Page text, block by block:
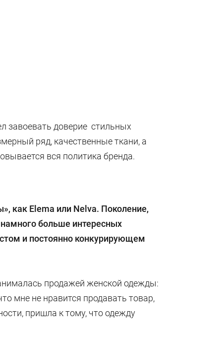
завоевать доверие стильных
ряд, качественные ткани, а
вся политика бренда.
как Elema или Nelva. Поколение,
больше интересных
и постоянно конкурирующем
продажей женской одежды:
мне не нравится продавать товар,
пришла к тому, что одежду